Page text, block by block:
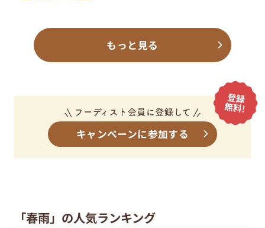
もっと見る
キャンペーンに参加する
「春雨」の人気ランキング